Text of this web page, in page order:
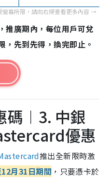
推廣期內，每位用戶可兌
，先到先得，換完即止。
︱3. 中銀
優惠
推出全新限時激
月31日期間 ，只要憑卡於